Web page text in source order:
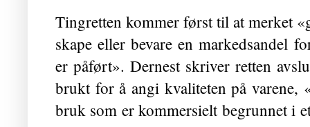
Tingretten kommer først til at merket
skape eller bevare en markedsandel
er påført». Dernest skriver retten
brukt for å angi kvaliteten på varene,
bruk som er kommersielt begrunnet i